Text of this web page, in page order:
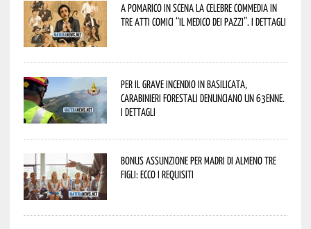
A Pomarico in scena la celebre commedia in
tre atti comici “Il medico dei pazzi”. I dettagli
Per il grave incendio in Basilicata,
Carabinieri forestali denunciano un 63enne.
I dettagli
Bonus assunzione per madri di almeno tre
figli: ecco i requisiti